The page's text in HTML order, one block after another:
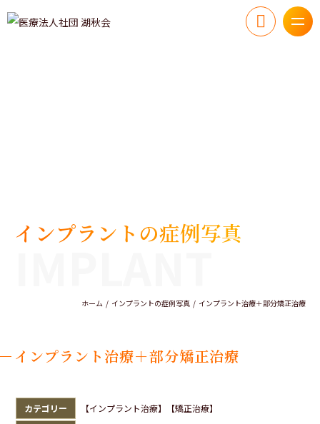
インプラントの症例写真
ホーム インプラントの症例写真 インプラント治療＋部分矯正治療
インプラント治療＋部分矯正治療
カテゴリー
【インプラント治療】【矯正治療】